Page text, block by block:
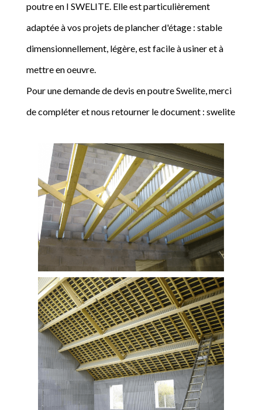
poutre en I SWELITE. Elle est particulièrement
adaptée à vos projets de plancher d'étage : stable
dimensionnellement, légère, est facile à usiner et à
mettre en oeuvre.
Pour une demande de devis en poutre Swelite, merci
de compléter et nous retourner le document : swelite